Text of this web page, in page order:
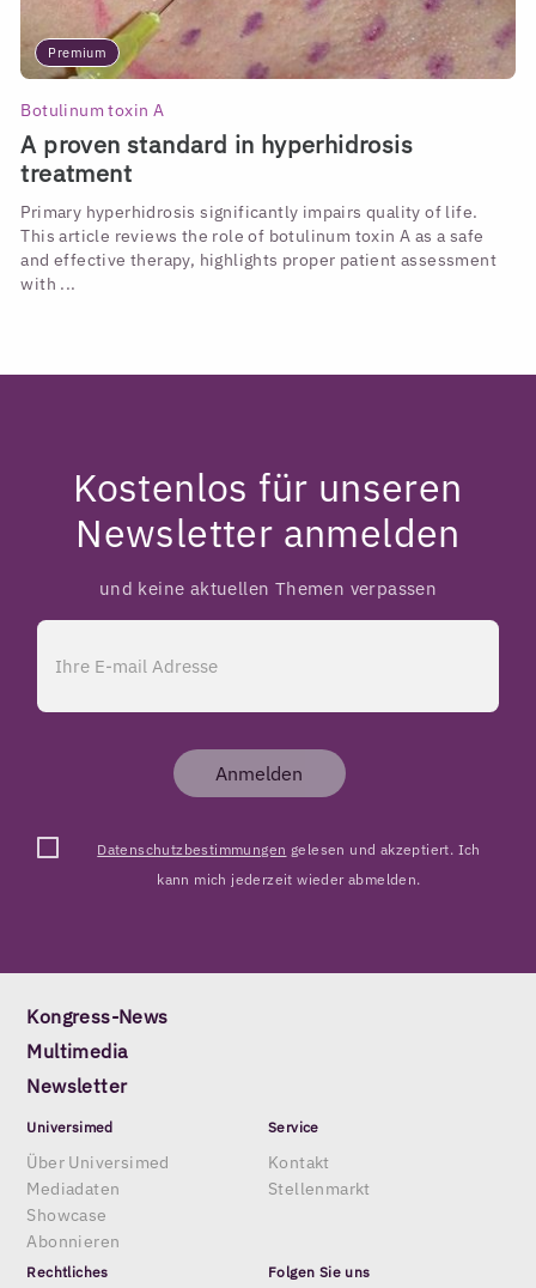
Premium
Botulinum toxin A
A proven standard in hyperhidrosis
treatment
Primary hyperhidrosis significantly impairs quality of life.
This article reviews the role of botulinum toxin A as a safe
and effective therapy, highlights proper patient assessment
with ...
Kostenlos für unseren
Newsletter anmelden
und keine aktuellen Themen verpassen
Anmelden
Datenschutzbestimmungen gelesen und akzeptiert. Ich
kann mich jederzeit wieder abmelden.
Kongress-News
Multimedia
Newsletter
Universimed
Über Universimed
Mediadaten
Showcase
Abonnieren
Service
Kontakt
Stellenmarkt
Rechtliches Folgen Sie uns